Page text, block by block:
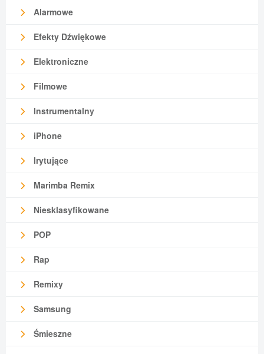
Alarmowe
Efekty Dźwiękowe
Elektroniczne
Filmowe
Instrumentalny
iPhone
Irytujące
Marimba Remix
Niesklasyfikowane
POP
Rap
Remixy
Samsung
Śmieszne